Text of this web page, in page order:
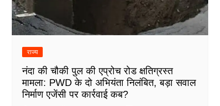
राज्य
नंदा की चौकी पुल की एप्रोच रोड क्षतिग्रस्त
मामला: PWD के दो अभियंता निलंबित, बड़ा सवाल
निर्माण एजेंसी पर कार्रवाई कब?